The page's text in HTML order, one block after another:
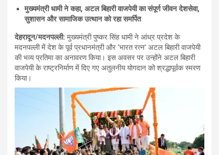
मुख्यमंत्री धामी ने कहा, अटल बिहारी वाजपेयी का संपूर्ण जीवन देशसेवा,
सुशासन और सामाजिक उत्थान को रहा समर्पित
देहरादून/मदनपल्ली: मुख्यमंत्री पुष्कर सिंह धामी ने आंध्र प्रदेश के
मदनपल्ली में देश के पूर्व प्रधानमंत्री और ‘भारत रत्न’ अटल बिहारी वाजपेयी
की भव्य प्रतिमा का अनावरण किया। इस अवसर पर उन्होंने अटल बिहारी
वाजपेयी के राष्ट्रनिर्माण में दिए गए अतुलनीय योगदान को श्रद्धापूर्वक स्मरण
किया।